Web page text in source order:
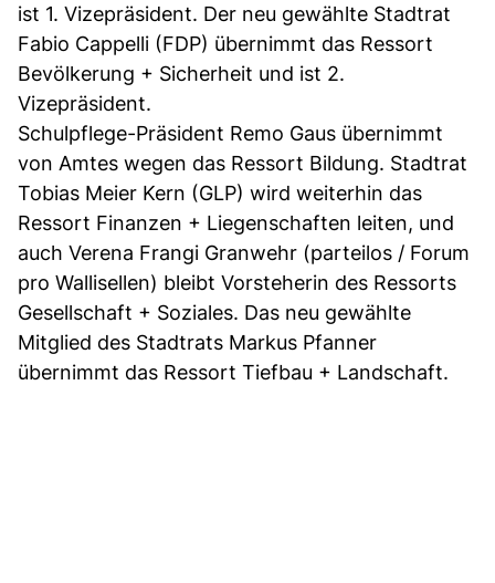
ist 1. Vizepräsident. Der neu gewählte Stadtrat
Fabio Cappelli (FDP) übernimmt das Ressort
Bevölkerung + Sicherheit und ist 2.
Vizepräsident.
Schulpflege-Präsident Remo Gaus übernimmt
von Amtes wegen das Ressort Bildung. Stadtrat
Tobias Meier Kern (GLP) wird weiterhin das
Ressort Finanzen + Liegenschaften leiten, und
auch Verena Frangi Granwehr (parteilos / Forum
pro Wallisellen) bleibt Vorsteherin des Ressorts
Gesellschaft + Soziales. Das neu gewählte
Mitglied des Stadtrats Markus Pfanner
übernimmt das Ressort Tiefbau + Landschaft.